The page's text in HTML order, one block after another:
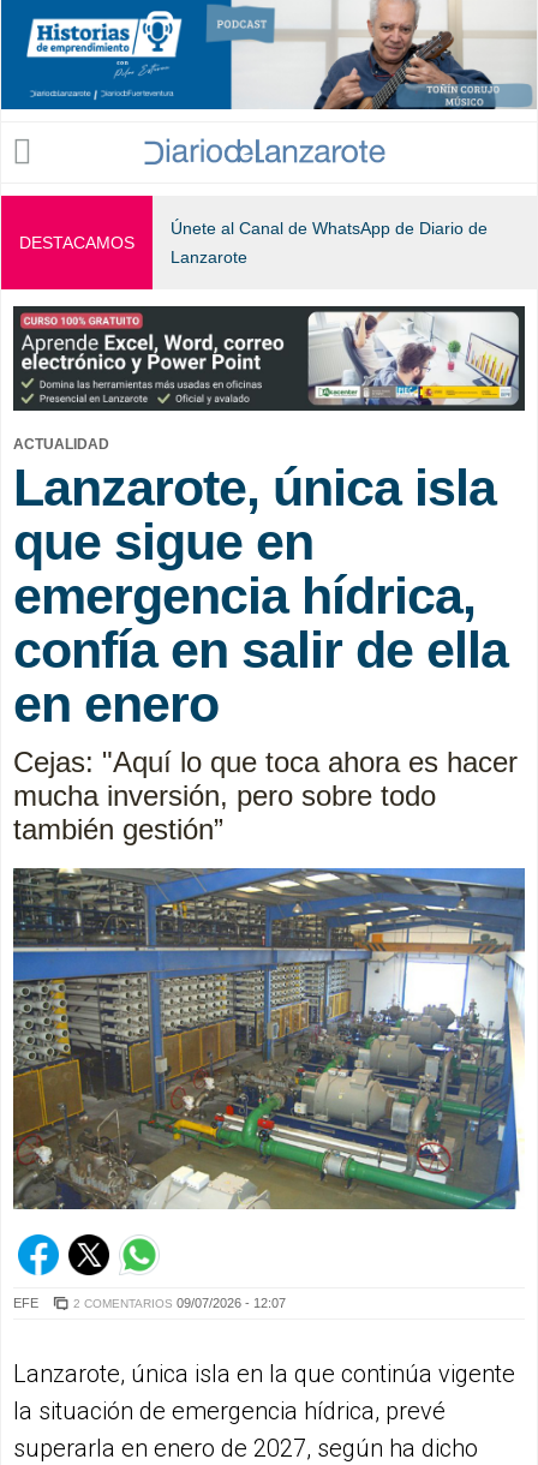
Jump to navigation
DESTACAMOS
Únete al Canal de WhatsApp de Diario de
Lanzarote
ACTUALIDAD
Lanzarote, única isla
que sigue en
emergencia hídrica,
confía en salir de ella
en enero
Cejas: "Aquí lo que toca ahora es hacer
mucha inversión, pero sobre todo
también gestión”
EFE 2 COMENTARIOS 09/07/2026 - 12:07
Lanzarote, única isla en la que continúa vigente
la situación de emergencia hídrica, prevé
superarla en enero de 2027, según ha dicho